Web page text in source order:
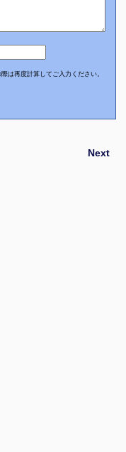
は再度計算してご入力ください。
Next